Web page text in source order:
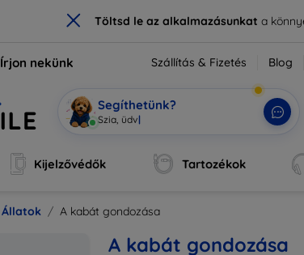
× Töltsd le az alkalmazásunkata
Írjon nekünk Szállítás & Fizetés Blog
Segíthetünk?
Mobi vagyok
Kijelzővédők Tartozékok
Állatok A kabát gondozása
A kabát gondozása